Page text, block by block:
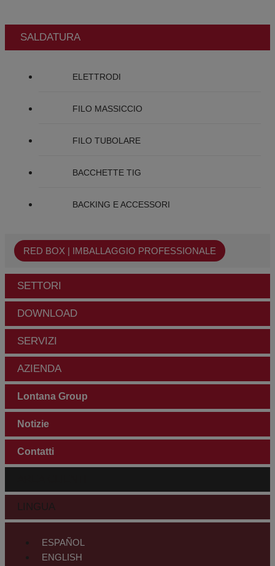
SALDATURA
ELETTRODI
FILO MASSICCIO
FILO TUBOLARE
BACCHETTE TIG
BACKING E ACCESSORI
RED BOX | IMBALLAGGIO PROFESSIONALE
SETTORI
DOWNLOAD
SERVIZI
AZIENDA
Lontana Group
Notizie
Contatti
LINGUA
ESPAÑOL
ENGLISH